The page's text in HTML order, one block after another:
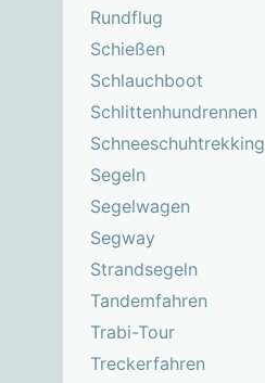
Rundflug
Schießen
Schlauchboot
Schlittenhundrennen
Schneeschuhtrekking
Segeln
Segelwagen
Segway
Strandsegeln
Tandemfahren
Trabi-Tour
Treckerfahren